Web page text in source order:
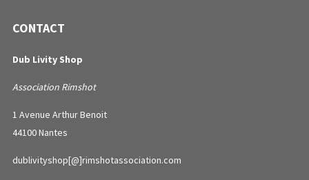
CONTACT
Dub Livity Shop
Association Rimshot
1 Avenue Arthur Benoit
44100 Nantes
dublivityshop[@]rimshotassociation.com